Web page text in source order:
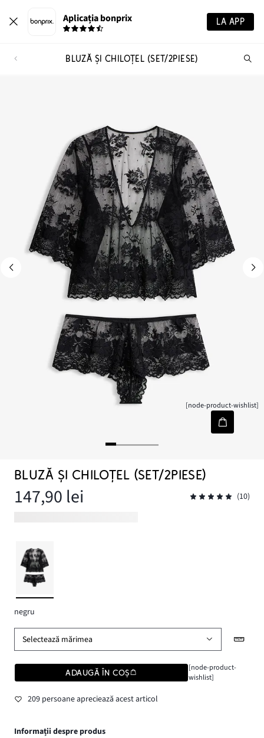
Aplicația bonprix LA APP
BLUZĂ ŞI CHILOŢEL (SET/2PIESE)
[node-product-wishlist]
BLUZĂ ŞI CHILOŢEL (SET/2PIESE)
147,90 lei (10)
negru
Selectează mărimea
ADAUGĂ ÎN COȘ
[node-product-
wishlist]
209 persoane apreciează acest articol
Informații despre produs